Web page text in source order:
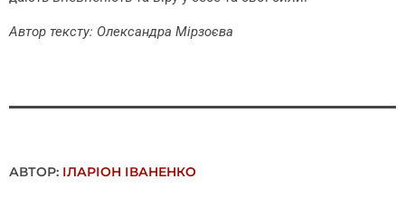
Автор тексту: Олександра Мірзоєва
АВТОР: ІЛАРІОН ІВАНЕНКО